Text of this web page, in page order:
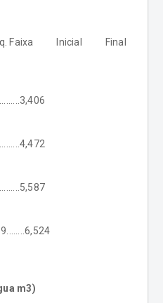
Inicial Final
m3)